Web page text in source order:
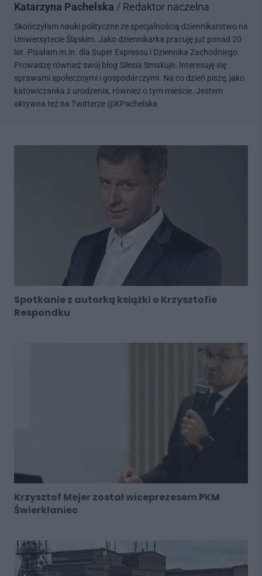
Katarzyna Pachelska / Redaktor naczelna
Skończyłam nauki polityczne ze specjalnością dziennikarstwo na
Uniwersytecie Śląskim. Jako dziennikarka pracuję już ponad 20
lat. Pisałam m.in. dla Super Expressu i Dziennika Zachodniego.
Prowadzę również swój blog Silesia Smakuje. Interesuję się
sprawami społecznymi i gospodarczymi. Na co dzień piszę, jako
katowiczanka z urodzenia, również o tym mieście. Jestem
aktywna też na Twitterze @KPachelska
Spotkanie z autorką książki o Krzysztofie
Respondku
Krzysztof Mejer został wiceprezesem PKM
Świerklaniec